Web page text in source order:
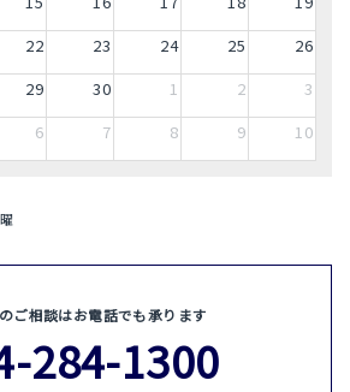
22 23 24 25
26
29 30 1 2
3
6 7 8 9 10
ご相談はお電話でも承ります
284-1300